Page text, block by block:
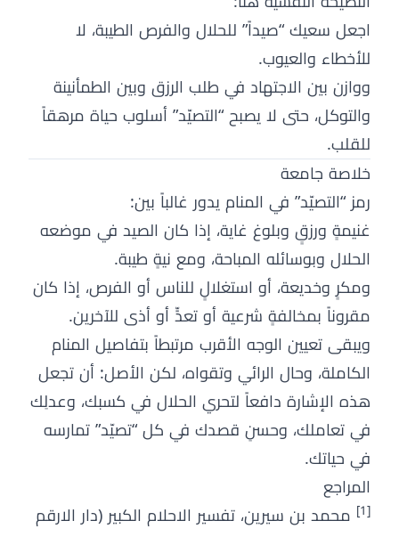
اجعل سعيك “صيداً” للحلال والفرص الطيبة، لا
للأخطاء والعيوب.
ووازن بين الاجتهاد في طلب الرزق وبين الطمأنينة
والتوكل، حتى لا يصبح “التصيّد” أسلوب حياة مرهقاً
للقلب.
خلاصة جامعة
رمز “التصيّد” في المنام يدور غالباً بين:
غنيمةٍ ورزقٍ وبلوغ غاية، إذا كان الصيد في موضعه
الحلال وبوسائله المباحة، ومع نيةٍ طيبة.
ومكرٍ وخديعة، أو استغلالٍ للناس أو الفرص، إذا كان
مقروناً بمخالفةٍ شرعية أو تعدٍّ أو أذى للآخرين.
ويبقى تعيين الوجه الأقرب مرتبطاً بتفاصيل المنام
الكاملة، وحال الرائي وتقواه، لكن الأصل: أن تجعل
هذه الإشارة دافعاً لتحري الحلال في كسبك، وعدلِك
في تعاملك، وحسنِ قصدك في كل “تصيّد” تمارسه
في حياتك.
المراجع
[1]
محمد بن سيرين، تفسير الاحلام الكبير (دار الارقم